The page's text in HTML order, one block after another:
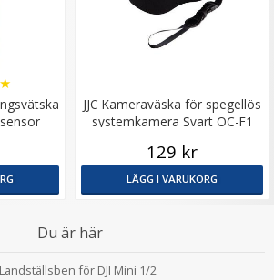
★
JJC Kameraväska för spegellös
systemkamera Svart OC-F1
129 kr
LÄGG I VARUKORG
Du är här
Landställsben för DJI Mini 1/2